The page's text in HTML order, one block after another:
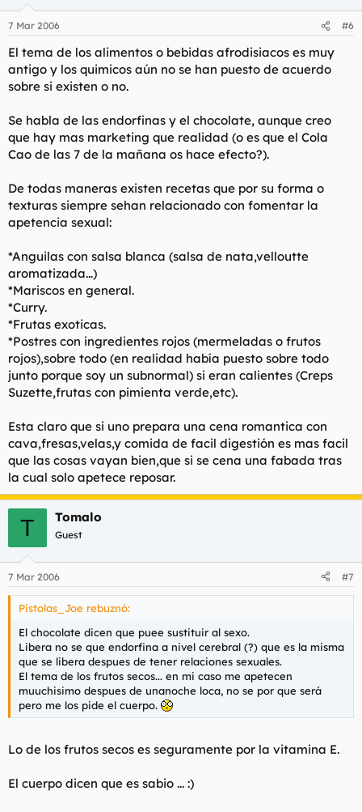
7 Mar 2006 #6
El tema de los alimentos o bebidas afrodisiacos es muy
antigo y los quimicos aún no se han puesto de acuerdo
sobre si existen o no.
Se habla de las endorfinas y el chocolate, aunque creo
que hay mas marketing que realidad (o es que el Cola
Cao de las 7 de la mañana os hace efecto?).
De todas maneras existen recetas que por su forma o
texturas siempre sehan relacionado con fomentar la
apetencia sexual:
*Anguilas con salsa blanca (salsa de nata,velloutte
aromatizada...)
*Mariscos en general.
*Curry.
*Frutas exoticas.
*Postres con ingredientes rojos (mermeladas o frutos
rojos),sobre todo (en realidad había puesto sobre todo
junto porque soy un subnormal) si eran calientes (Creps
Suzette,frutas con pimienta verde,etc).
Esta claro que si uno prepara una cena romantica con
cava,fresas,velas,y comida de facil digestión es mas facil
que las cosas vayan bien,que si se cena una fabada tras
la cual solo apetece reposar.
T Tomalo
Guest
7 Mar 2006 #7
Pistolas_Joe rebuznó:
El chocolate dicen que puee sustituir al sexo.
Libera no se que endorfina a nivel cerebral (?) que es la misma
que se libera despues de tener relaciones sexuales.
El tema de los frutos secos... en mi caso me apetecen
muuchisimo despues de unanoche loca, no se por que será
pero me los pide el cuerpo.
Lo de los frutos secos es seguramente por la vitamina E.
El cuerpo dicen que es sabio ... :)